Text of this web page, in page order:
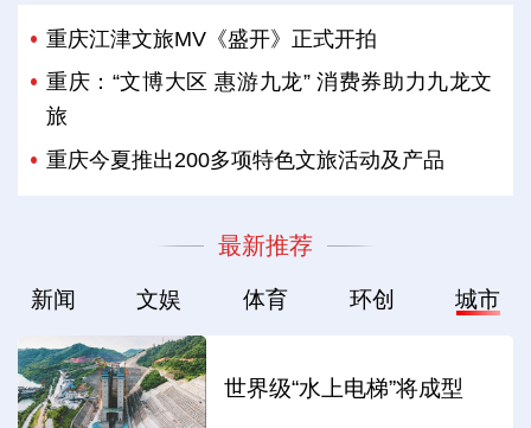
重庆江津文旅MV《盛开》正式开拍
重庆：“文博大区 惠游九龙” 消费券助力九龙文
旅
重庆今夏推出200多项特色文旅活动及产品
最新推荐
新闻 文娱 体育 环创 城市
世界级“水上电梯”将成型